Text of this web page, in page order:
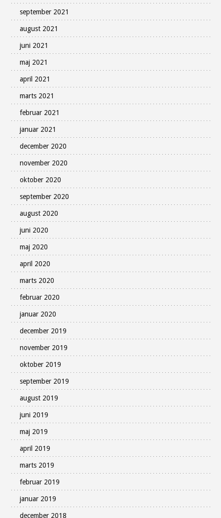
september 2021
august 2021
juni 2021
maj 2021
april 2021
marts 2021
februar 2021
januar 2021
december 2020
november 2020
oktober 2020
september 2020
august 2020
juni 2020
maj 2020
april 2020
marts 2020
februar 2020
januar 2020
december 2019
november 2019
oktober 2019
september 2019
august 2019
juni 2019
maj 2019
april 2019
marts 2019
februar 2019
januar 2019
december 2018